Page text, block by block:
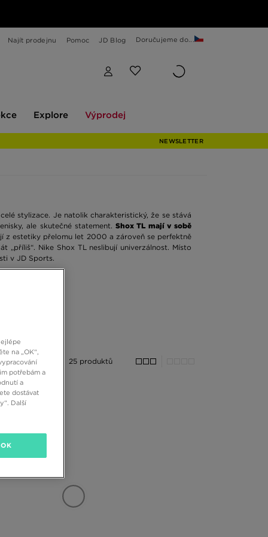
Najít prodejnu Pomoc JD Blog Doručujeme do...
Explore Výprodej
NEWSLETTER
stylizace. Je natolik charakteristický, že se stává
ale skutečné statement. Shox TL mají v sobě
z estetiky přelomu let 2000 a zároveň se perfektně
Nike Shox TL neslibují univerzálnost. Místo
v JD Sports.
25 produktů
na „OK“,
potřebám a
a
dostávat
Další
OK